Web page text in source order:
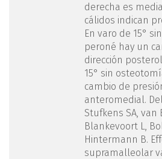
derecha es
cálidos indican
En varo de 15°
peroné hay un
dirección
15° sin
cambio de
anteromedial.
Stufkens SA, van
Blankevoort L,
Hintermann B.
supramalleolar